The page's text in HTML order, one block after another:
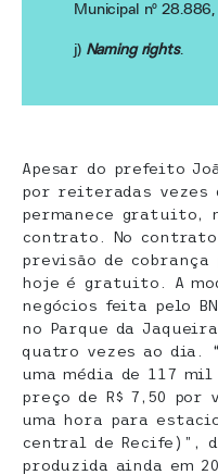
Municipal nº
j)Naming rights.
Apesar do prefeito
por reiteradas vezes
permanece gratuito,
contrato. No
previsão de
hoje é gratuito. A
negócios feita pelo
no Parque da
quatro vezes ao dia.
uma média de 117
preço de R$ 7,50 por
uma hora para
central de Recife)”,
produzida ainda em